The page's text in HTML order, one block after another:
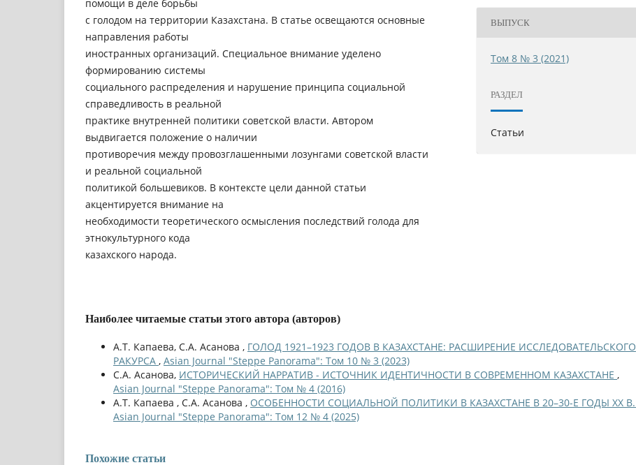
помощи в деле борьбы
с голодом на территории Казахстана. В статье освещаются основные
направления работы
иностранных организаций. Специальное внимание уделено
формированию системы
социального распределения и нарушение принципа социальной
справедливость в реальной
практике внутренней политики советской власти. Автором
выдвигается положение о наличии
противоречия между провозглашенными лозунгами советской власти
и реальной социальной
политикой большевиков. В контексте цели данной статьи
акцентируется внимание на
необходимости теоретического осмысления последствий голода для
этнокультурного кода
казахского народа.
ВЫПУСК
Том 8 № 3 (2021)
РАЗДЕЛ
Статьи
Наиболее читаемые статьи этого автора (авторов)
А.Т. Капаева, С.А. Асанова , ГОЛОД 1921–1923 ГОДОВ В КАЗАХСТАНЕ: РАСШИРЕНИЕ ИССЛЕДОВАТЕЛЬСКОГО
РАКУРСА , Asian Journal "Steppe Panorama": Том 10 № 3 (2023)
С.А. Асанова, ИСТОРИЧЕСКИЙ НАРРАТИВ - ИСТОЧНИК ИДЕНТИЧНОСТИ В СОВРЕМЕННОМ КАЗАХСТАНЕ ,
Asian Journal "Steppe Panorama": Том № 4 (2016)
А.Т. Капаева , С.А. Асанова , ОСОБЕННОСТИ СОЦИАЛЬНОЙ ПОЛИТИКИ В КАЗАХСТАНЕ В 20–30-Е ГОДЫ ХХ В.
Asian Journal "Steppe Panorama": Том 12 № 4 (2025)
Похожие статьи